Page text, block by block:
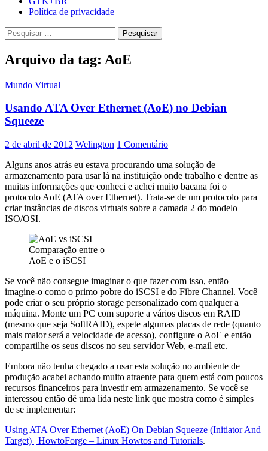
Política de privacidade
Pesquisar
por:
Arquivo da tag: AoE
Mundo Virtual
Usando ATA Over Ethernet (AoE) no Debian
Squeeze
2 de abril de 2012 Welington 1 Comentário
Alguns anos atrás eu estava procurando uma solução de
armazenamento para usar lá na instituição onde trabalho e dentre as
muitas informações que conheci e achei muito bacana foi o
protocolo AoE (ATA over Ethernet). Trata-se de um protocolo para
criar instâncias de discos virtuais sobre a camada 2 do modelo
ISO/OSI.
Comparação entre o
AoE e o iSCSI
Se você não consegue imaginar o que fazer com isso, então
imagine-o como o primo pobre do iSCSI e do Fibre Channel. Você
pode criar o seu próprio storage personalizado com qualquer a
máquina. Monte um PC com suporte a vários discos em RAID
(mesmo que seja SoftRAID), espete algumas placas de rede (quanto
mais maior será a velocidade de acesso), configure o AoE e então
compartilhe os seus discos no seu servidor Web, e-mail etc.
Embora não tenha chegado a usar esta solução no ambiente de
produção acabei achando muito atraente para quem está com poucos
recursos financeiros para investir em armazenamento. Se você se
interessou então dê uma lida neste link que mostra como é simples
de se implementar:
Using ATA Over Ethernet (AoE) On Debian Squeeze (Initiator And
Target) | HowtoForge – Linux Howtos and Tutorials.